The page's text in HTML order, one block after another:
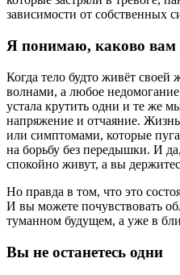
зависимости от собственных
Я понимаю, каково вам
Когда тело будто живёт своей
волнами, а любое недомогание
устала крутить одни и те же
напряжение и отчаяние.
или симптомами, которые
на борьбу без передышки. И
спокойно живут, а вы
Но правда в том, что это
И вы можете почувствовать
туманном будущем, а уже в
Вы не останетесь одни